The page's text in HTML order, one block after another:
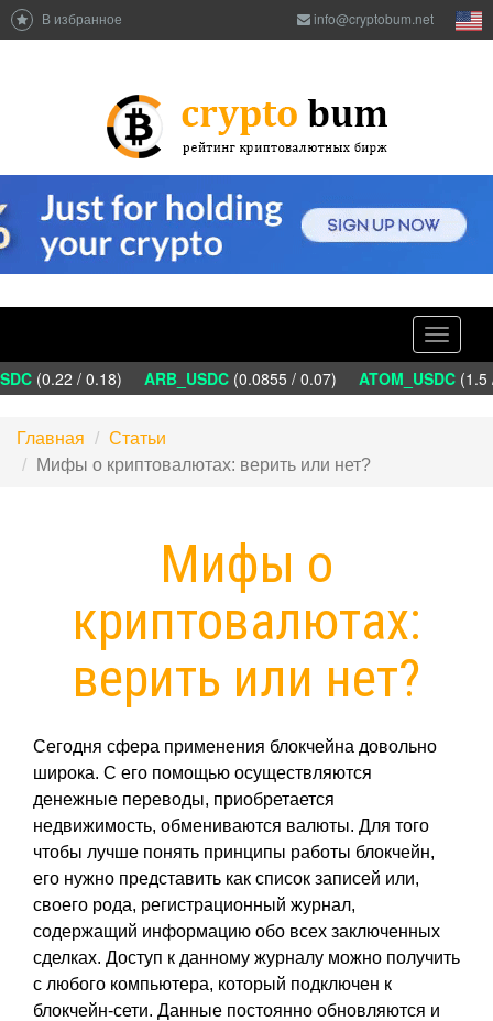
В избранное info@cryptobum.net
Toggle
(0.22 / 0.18) ARB_USDC(0.0855 / 0.07) ATOM_USDC(1.5 /
Главная
Статьи
Мифы о криптовалютах: верить или нет?
Мифы о
криптовалютах:
верить или нет?
Сегодня сфера применения блокчейна довольно
широка. С его помощью осуществляются
денежные переводы, приобретается
недвижимость, обмениваются валюты. Для того
чтобы лучше понять принципы работы блокчейн,
его нужно представить как список записей или,
своего рода, регистрационный журнал,
содержащий информацию обо всех заключенных
сделках. Доступ к данному журналу можно получить
с любого компьютера, который подключен к
блокчейн-сети. Данные постоянно обновляются и